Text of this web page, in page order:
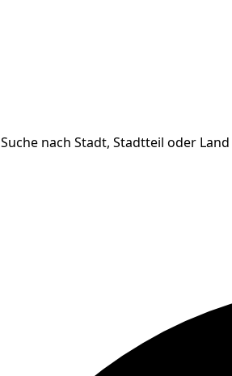
Suche nach Stadt, Stadtteil oder Land